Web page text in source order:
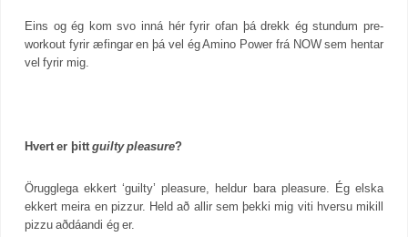
Eins og ég kom svo inná hér fyrir ofan þá drekk ég stundum pre-
workout fyrir æfingar en þá vel ég Amino Power frá NOW sem hentar
vel fyrir mig.
Hvert er þitt guilty pleasure?
Örugglega ekkert ‘guilty’ pleasure, heldur bara pleasure. Ég elska
ekkert meira en pizzur. Held að allir sem þekki mig viti hversu mikill
pizzu aðdáandi ég er.